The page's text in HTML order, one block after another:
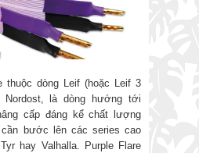
thuộc dòng Leif (hoặc Leif 3
Nordost, là dòng hướng tới
cấp đáng kể chất lượng
bước lên các series cao
hay Valhalla. Purple Flare